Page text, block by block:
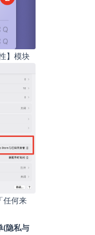
】模块
任何来
(隐私与